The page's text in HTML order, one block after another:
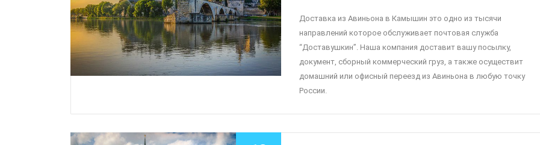
Доставка из Авиньона в Камышин это одно из тысячи
направлений которое обслуживает почтовая служба
“Доставушкин”. Наша компания доставит вашу посылку,
документ, сборный коммерческий груз, а также осуществит
домашний или офисный переезд из Авиньона в любую точку
России.